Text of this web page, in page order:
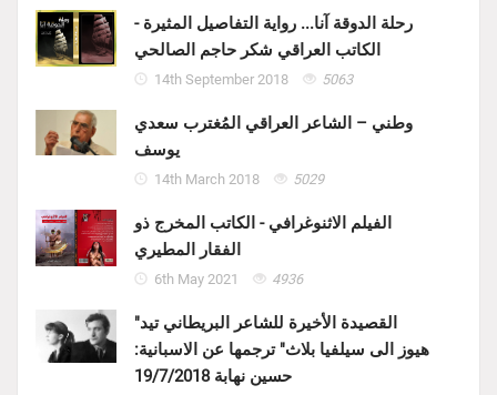
رحلة الدوقة آنا... رواية التفاصيل المثيرة -
الكاتب العراقي شكر حاجم الصالحي
14th September 2018 5063
وطني – الشاعر العراقي المُغترب سعدي
يوسف
14th March 2018 5029
الفيلم الاثنوغرافي - الكاتب المخرج ذو
الفقار المطيري
6th May 2021 4936
"القصيدة الأخيرة للشاعر البريطاني تيد
هيوز الى سيلفيا بلاث" ترجمها عن الاسبانية:
حسين نهابة 19/7/2018